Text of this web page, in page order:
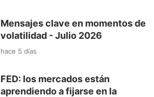
Mensajes clave en momentos de
volatilidad - Julio 2026
hace 5 días
FED: los mercados están
aprendiendo a fijarse en la